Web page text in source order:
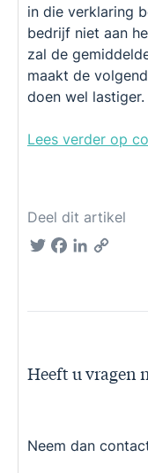
in die verklaring
bedrijf niet aan
zal de
maakt de
doen wel lastiger.
Lees verder op
Deel dit artikel
TwitterFacebook
LinkedIn
Heeft u vragen
Neem dan